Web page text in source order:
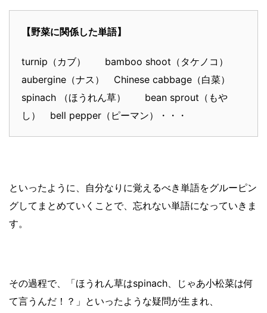
【野菜に関係した単語】
turnip（カブ） bamboo shoot（タケノコ）
aubergine（ナス） Chinese cabbage（白菜）
spinach （ほうれん草） bean sprout（もや
し） bell pepper（ピーマン）・・・
といったように、自分なりに覚えるべき単語をグルーピン
グしてまとめていくことで、忘れない単語になっていきま
す。
その過程で、「ほうれん草はspinach、じゃあ小松菜は何
て言うんだ！？」といったような疑問が生まれ、